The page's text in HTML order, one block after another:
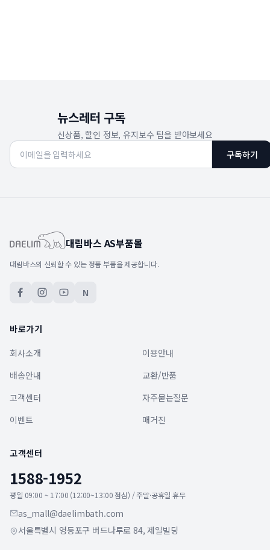
뉴스레터 구독
신상품, 할인 정보, 유지보수 팁을 받아보세요
구독하기
대림바스 AS부품몰
대림바스의 신뢰할 수 있는 정품 부품을 제공합니다.
N
바로가기
회사소개
이용안내
배송안내
교환/반품
고객센터
자주묻는질문
이벤트
매거진
고객센터
1588-1952
평일 09:00 ~ 17:00 (12:00~13:00 점심) / 주말·공휴일 휴무
as_mall@daelimbath.com
서울특별시 영등포구 버드나루로 84, 제일빌딩